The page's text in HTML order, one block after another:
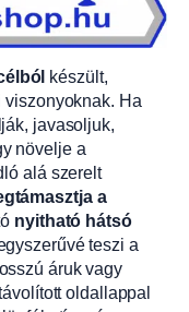
készült,
Ha
javasoljuk,
növelje a
alá szerelt
a
nyitható hátsó
teszi a
áruk vagy
oldallappal